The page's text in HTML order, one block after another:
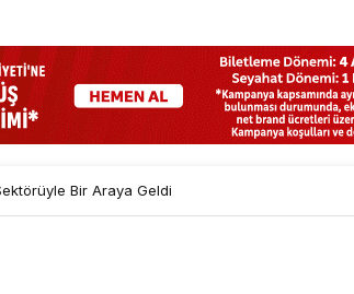
Bir Araya Geldi